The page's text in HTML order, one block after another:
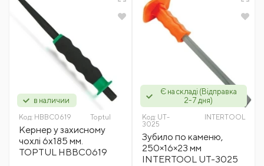
в наличии
Код: HBBC0619 Toptul
Кернер у захисному
чохлі 6х185 мм.
TOPTUL HBBC0619
Є на складі (Відправка
2-7 дня)
Код: UT-
3025
INTERTOOL
Зубило по каменю,
250×16×23 мм
INTERTOOL UT-3025